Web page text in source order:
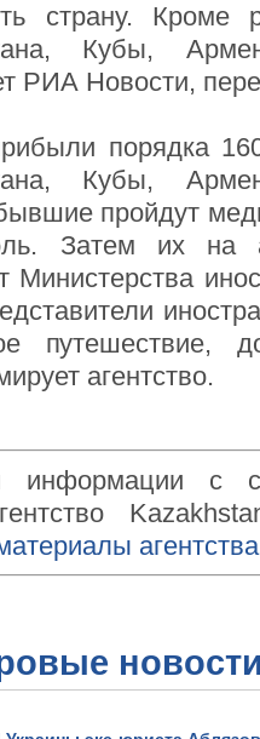
страну. Кроме
Кубы,
РИА Новости,
порядка
Кубы,
пройдут
Затем их на
Министерства
путешествие,
агентство.
информации с